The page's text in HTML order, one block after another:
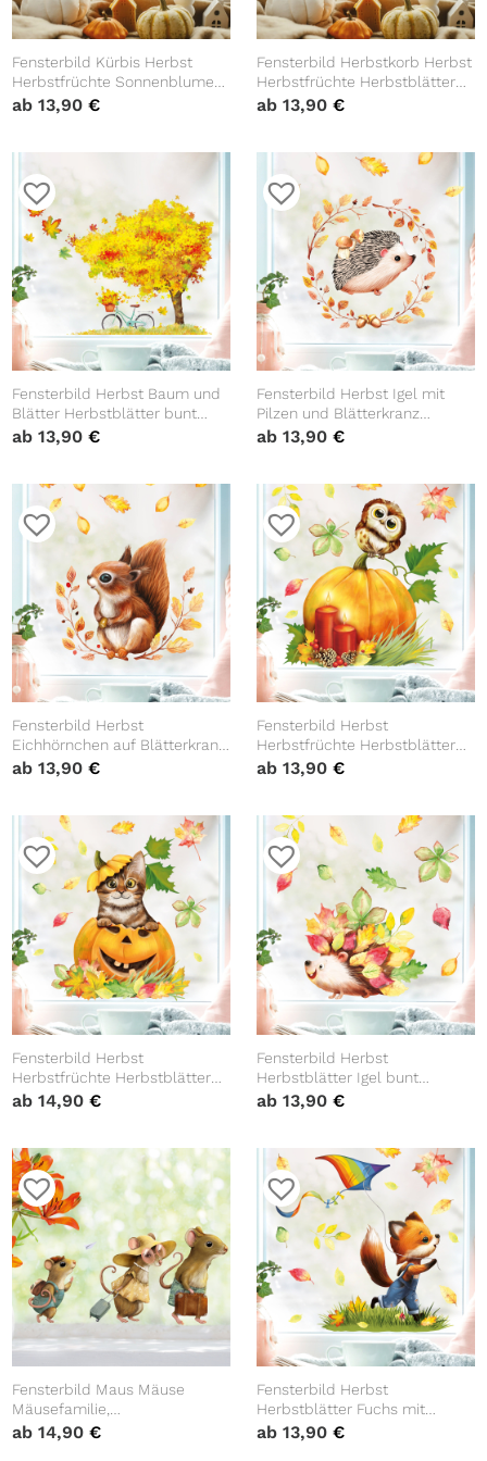
Fensterbild Kürbis Herbst
Herbstfrüchte Sonnenblume
Herbstblätter Halloween bunt
ab13,90€
Fensterbild Herbstkorb Herbst
Herbstfrüchte Herbstblätter
Kürbis Halloween bunt
Kinderzimmer Baby Kind
ab 13,90 €
Fensterbild Herbst Baum und
Blätter Herbstblätter bunt
farbig wiederverwendbare
ab13,90€
Fensterbild Herbst Igel mit
Pilzen und Blätterkranz
wiederverwendbare
ab 13,90 €
Fensterbild Herbst
Eichhörnchen auf Blätterkranz
wiederverwendbare
ab13,90€
Fensterbild Herbst
Herbstfrüchte Herbstblätter
Kürbis mit Eule Halloween
Kinderzimmer Baby Kind
ab 13,90 €
Fensterbild Herbst
Herbstfrüchte Herbstblätter
Kürbis mit Katze Halloween
bunt wiederverwendbare
Kinderzimmer Baby Kind
ab14,90€
Fensterbild Herbst
Herbstblätter Igel bunt
wiederverwendbare
Fensteraufkleber
ab 13,90 €
Fensterbild Maus Mäuse
Mäusefamilie,
wiederverwendbare
ab14,90€
Fensterbild Herbst
Herbstblätter Fuchs mit
Drachen, bunt
ab 13,90 €